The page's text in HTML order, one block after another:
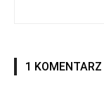
1 KOMENTARZ